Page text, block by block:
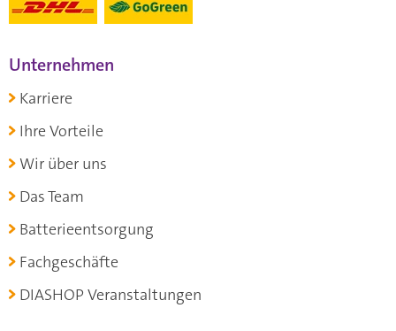
Unternehmen
Karriere
Ihre Vorteile
Wir über uns
Das Team
Batterieentsorgung
Fachgeschäfte
DIASHOP Veranstaltungen